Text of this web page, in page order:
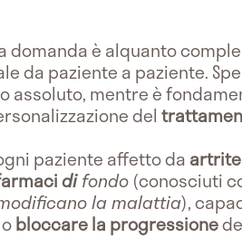
domanda è alquanto
da paziente a paziente.
assoluto, mentre è
del
paziente affetto da
difondo (conosciuti
la malattia),
bloccare la progressione